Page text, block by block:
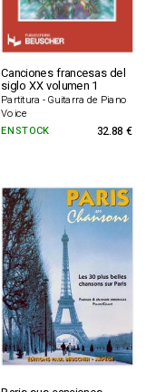
Canciones francesas del
siglo XX volumen 1
Partitura - Guitarra de Piano
Voice
EN STOCK
32.88 €